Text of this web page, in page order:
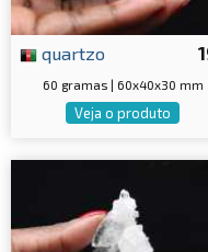
quartzo
60 gramas | 60x40x30 mm
Veja o produto